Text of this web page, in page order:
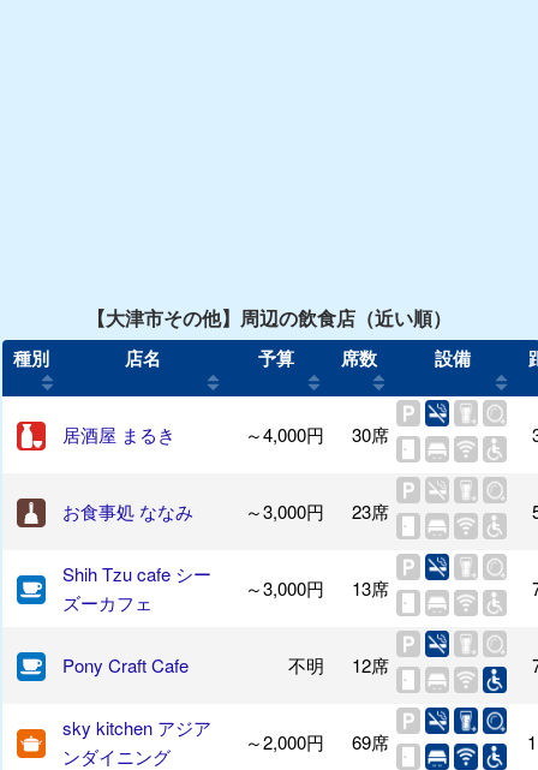
【大津市その他】周辺の飲食店（近い順）
種別 店名 予算 席数 設備
居酒屋 まるき ～4,000円 30席
お食事処 ななみ ～3,000円 23席
Shih Tzu cafe シー
ズーカフェ
～3,000円 13席
Pony Craft Cafe 不明 12席
sky kitchen アジア
ンダイニング
～2,000円 69席